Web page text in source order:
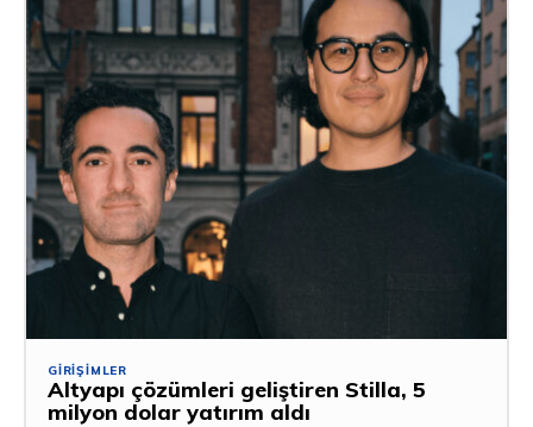
GIRIŞIMLER
Altyapı çözümleri geliştiren Stilla, 5
milyon dolar yatırım aldı